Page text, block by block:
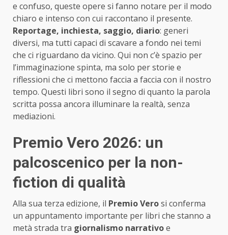
e confuso, queste opere si fanno notare per il modo
chiaro e intenso con cui raccontano il presente.
Reportage, inchiesta, saggio, diario: generi
diversi, ma tutti capaci di scavare a fondo nei temi
che ci riguardano da vicino. Qui non c’è spazio per
l’immaginazione spinta, ma solo per storie e
riflessioni che ci mettono faccia a faccia con il nostro
tempo. Questi libri sono il segno di quanto la parola
scritta possa ancora illuminare la realtà, senza
mediazioni.
Premio Vero 2026: un
palcoscenico per la non-
fiction di qualità
Alla sua terza edizione, il Premio Verosi conferma
un appuntamento importante per libri che stanno a
metà strada tra giornalismo narrativoe